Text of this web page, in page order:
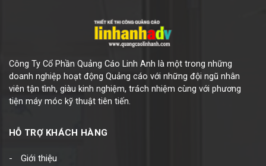
Công Ty Cổ Phần Quảng Cáo Linh Anh là một trong những
doanh nghiệp hoạt động Quảng cáo với những đội ngũ nhân
viên tận tình, giàu kinh nghiệm, trách nhiệm cùng với phương
tiện máy móc kỹ thuật tiên tiến.
HỖ TRỢ KHÁCH HÀNG
Giới thiệu